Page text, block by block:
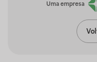
Uma empresa